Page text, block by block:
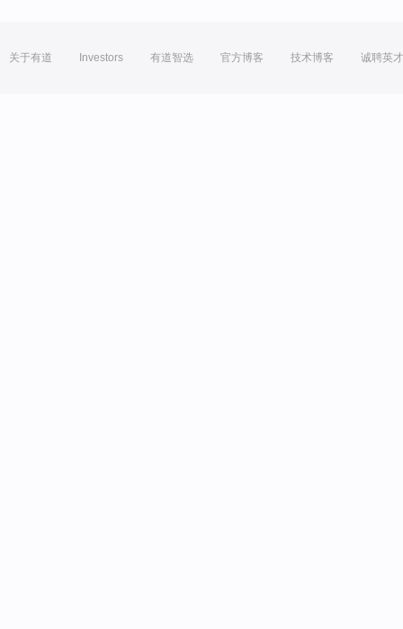
关于有道 Investors 有道智选 官方博客 技术博客 诚聘英才